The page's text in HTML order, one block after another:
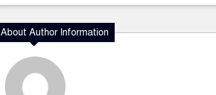
About Author Information